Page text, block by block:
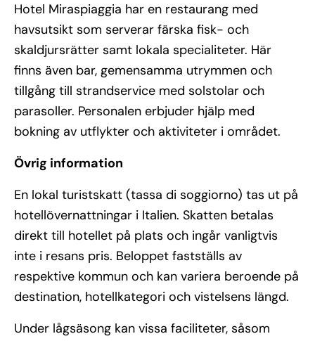
Hotel Miraspiaggia har en restaurang med
havsutsikt som serverar färska fisk- och
skaldjursrätter samt lokala specialiteter. Här
finns även bar, gemensamma utrymmen och
tillgång till strandservice med solstolar och
parasoller. Personalen erbjuder hjälp med
bokning av utflykter och aktiviteter i området.
Övrig information
En lokal turistskatt (tassa di soggiorno) tas ut på
hotellövernattningar i Italien. Skatten betalas
direkt till hotellet på plats och ingår vanligtvis
inte i resans pris. Beloppet fastställs av
respektive kommun och kan variera beroende på
destination, hotellkategori och vistelsens längd.
Under lågsäsong kan vissa faciliteter, såsom